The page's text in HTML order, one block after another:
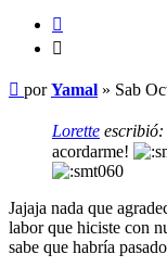
Mensaje
porYamal » Sab
Lorette escribió:
acordarme!
Jajaja nada que
labor que hiciste con
sabe que habría